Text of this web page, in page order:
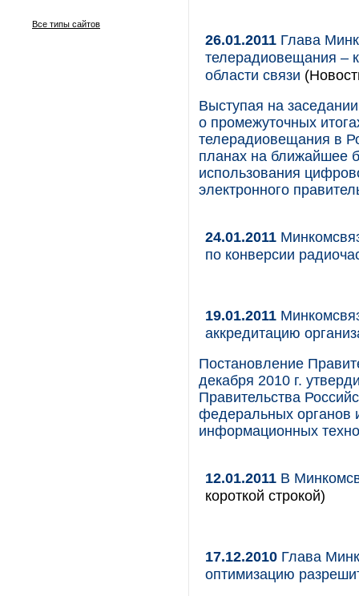
Все типы сайтов
26.01.2011 Глава
телерадиовещания –
области связи
Выступая на
о промежуточных
телерадиовещания в
планах на ближайшее
использования
электронного
24.01.2011
по конверсии
19.01.2011
аккредитацию
Постановление
декабря 2010 г.
Правительства
федеральных органов
информационных
12.01.2011 В
короткой строкой)
17.12.2010 Глава
оптимизацию